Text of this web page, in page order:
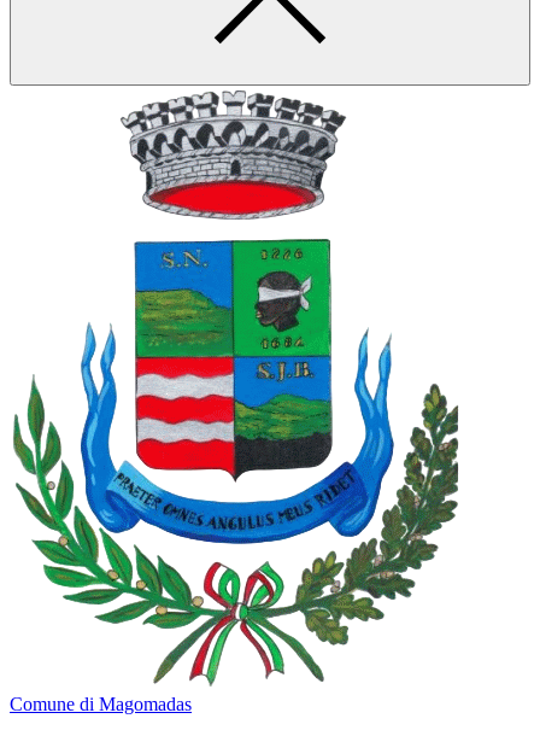
Comune di Magomadas